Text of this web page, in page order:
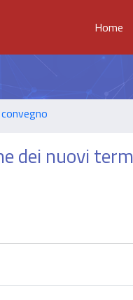
Home
dei nuovi